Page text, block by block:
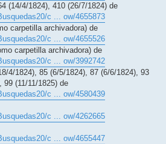
(14/4/1824), 410 (26/7/1824) de
c ... ow/4655873
carpetilla archivadora) de
c ... ow/4655526
carpetilla archivadora) de
c ... ow/3992742
4/1824), 85 (6/5/1824), 87 (6/6/1824), 93
99 (11/11/1825) de
c ... ow/4580439
c ... ow/4262665
c ... ow/4655447